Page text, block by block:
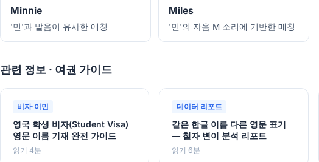
Minnie
'민'과 발음이 유사한 애칭
Miles
'민'의 자음 M 소리에 기반한 매칭
관련 정보 · 여권 가이드
비자·이민
영국 학생 비자(Student Visa)
영문 이름 기재 완전 가이드
읽기 4분
데이터 리포트
같은 한글 이름 다른 영문 표기
— 철자 변이 분석 리포트
읽기 6분